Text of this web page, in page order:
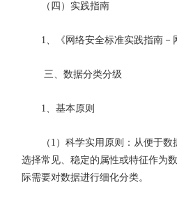
（四）实践指南
1、《网络安全标准实践指南－
三、数据分类分级
1、基本原则
（1）科学实用原则：从便于
选择常见、稳定的属性或特征作为
际需要对数据进行细化分类。